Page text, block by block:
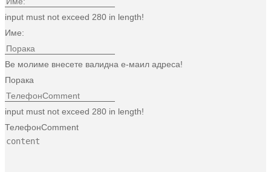
input must not exceed 280 in length!
Име:
Ве молиме внесете валидна е-маил адреса!
Порака
input must not exceed 280 in length!
ТелефонComment